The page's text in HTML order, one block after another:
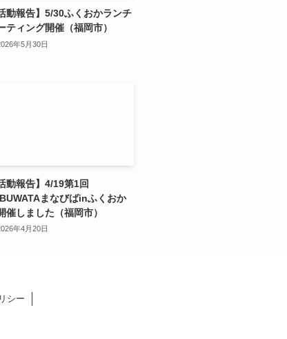
動報告】5/30ふくおかランチ
ティング開催（福岡市）
年5月30日
動報告】4/19第1回
まなびばinふくおか
催しました（福岡市）
年4月20日
シー